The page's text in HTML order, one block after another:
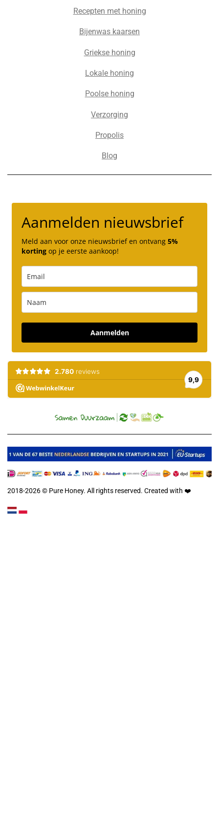
Recepten met honing
Bijenwas kaarsen
Griekse honing
Lokale honing
Poolse honing
Verzorging
Propolis
Blog
Aanmelden nieuwsbrief
Meld aan voor onze nieuwsbrief en ontvang 5%
korting op je eerste aankoop!
Aanmelden
2018-2026 © Pure Honey. All rights reserved. Created with ❤️